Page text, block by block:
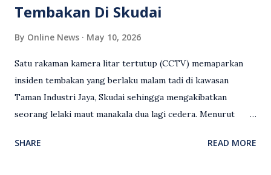
Tembakan Di Skudai
By Online News May 10, 2026
Satu rakaman kamera litar tertutup (CCTV) memaparkan
insiden tembakan yang berlaku malam tadi di kawasan
Taman Industri Jaya, Skudai sehingga mengakibatkan
seorang lelaki maut manakala dua lagi cedera. Menurut
kejadian berlaku sekitar jam 11 malam dan pihak polis
SHARE READ MORE